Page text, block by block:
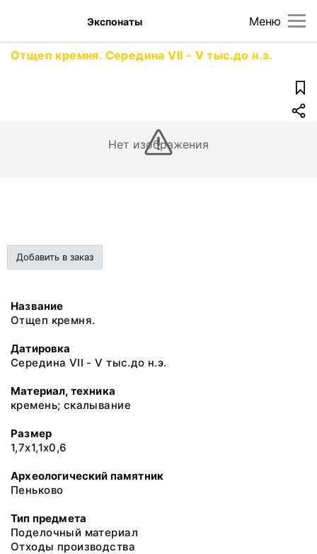
Меню
Экспонаты
Отщеп кремня. Середина VII - V тыс.до н.э.
Нет изображения
Добавить в заказ
Название
Отщеп кремня.
Датировка
Середина VII - V тыс.до н.э.
Материал, техника
кремень; скалывание
Размер
1,7х1,1х0,6
Археологический памятник
Пеньково
Тип предмета
Поделочный материал
Отходы производства